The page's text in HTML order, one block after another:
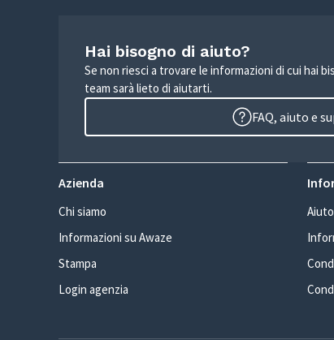
Hai bisogno di aiuto?
Se non riesci a trovare le informazioni di cui hai
team sarà lieto di aiutarti.
FAQ, aiuto e
Azienda
Chi siamo
Informazioni su Awaze
Stampa
Login agenzia
Aiuto